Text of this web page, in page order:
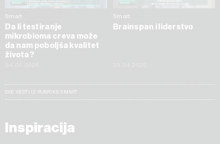
Smart
Da li testiranje
mikrobioma creva može
da nam poboljša kvalitet
života?
Smart
Brainspan i liderstvo
SVE VESTI IZ RUBRIKE SMART
Inspiracija